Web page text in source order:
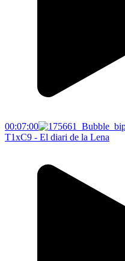
00:07:00
T1xC9 - El diari de la Lena